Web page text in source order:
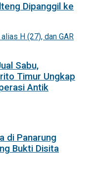
Dipanggil ke
Sabu,
Timur Ungkap
Antik
di Panarung
Bukti Disita